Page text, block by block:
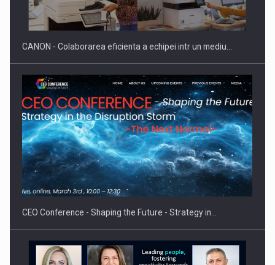
reglementari…
Proteinmaxxing and the Future of Protein Demand
CANON - Colaborarea eficienta a echipei intr un mediu…
CEO Conference - Shaping the Future - Strategy in…